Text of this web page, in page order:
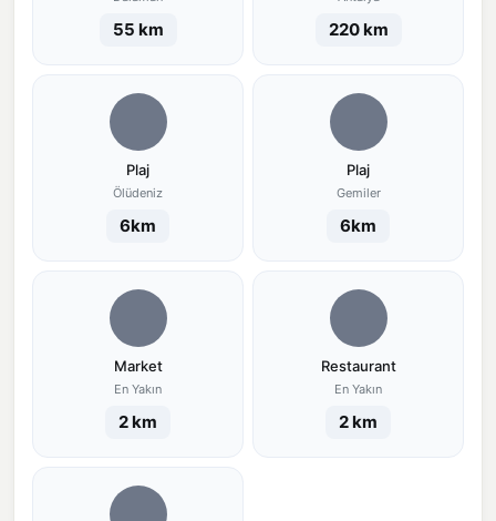
55 km 220 km
Plaj
Ölüdeniz
6km
Plaj
Gemiler
6km
Market
En Yakın
2 km
Restaurant
En Yakın
2 km